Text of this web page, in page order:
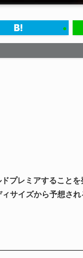
プレミアすること
サイズから予想さ